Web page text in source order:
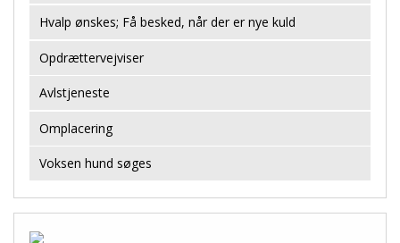
Hvalp ønskes; Få besked, når der er nye kuld
Opdrættervejviser
Avlstjeneste
Omplacering
Voksen hund søges